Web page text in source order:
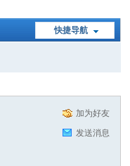
快捷导航
加为好友
发送消息